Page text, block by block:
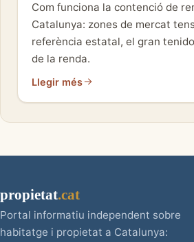
Com funciona la contenció de
Catalunya: zones de mercat
referència estatal, el gran
de la renda.
Llegir més
propietat.cat
Portal informatiu independent sobre
habitatge i propietat a Catalunya: